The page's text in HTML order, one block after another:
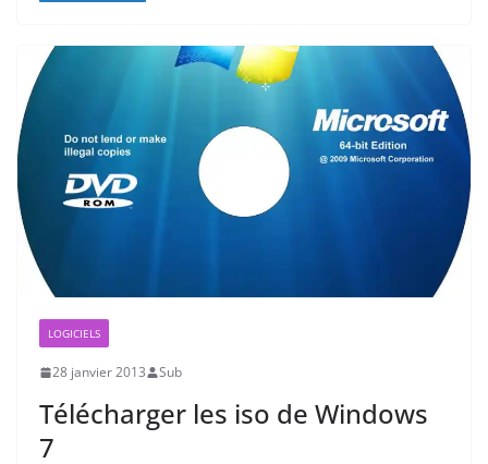
LOGICIELS
28 janvier 2013 Sub
Télécharger les iso de Windows
7